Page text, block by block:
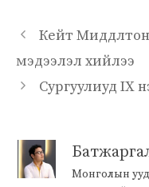
Кейт
мэдээлэл хийлээ
Сургуулиуд IX
Монголын